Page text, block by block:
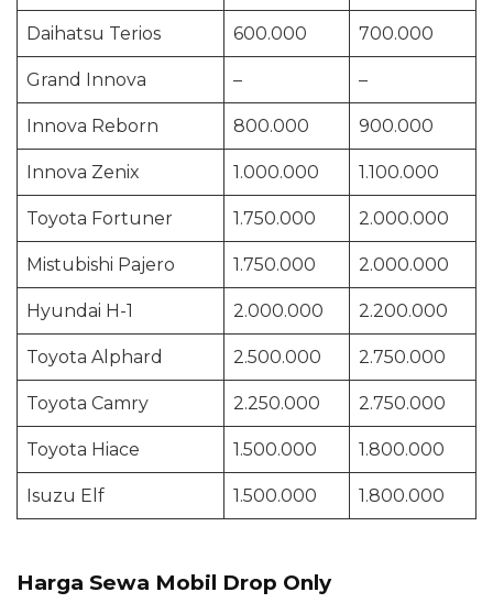
Daihatsu Terios 600.000 700.000
Grand Innova – –
Innova Reborn 800.000 900.000
Innova Zenix 1.000.000 1.100.000
Toyota Fortuner 1.750.000 2.000.000
Mistubishi Pajero 1.750.000 2.000.000
Hyundai H-1 2.000.000 2.200.000
Toyota Alphard 2.500.000 2.750.000
Toyota Camry 2.250.000 2.750.000
Toyota Hiace 1.500.000 1.800.000
Isuzu Elf 1.500.000 1.800.000
Harga Sewa Mobil Drop Only